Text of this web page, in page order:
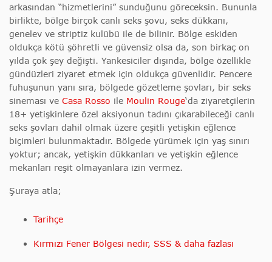
arkasından “hizmetlerini” sunduğunu göreceksin. Bununla
birlikte, bölge birçok canlı seks şovu, seks dükkanı,
genelev ve striptiz kulübü ile de bilinir. Bölge eskiden
oldukça kötü şöhretli ve güvensiz olsa da, son birkaç on
yılda çok şey değişti. Yankesiciler dışında, bölge özellikle
gündüzleri ziyaret etmek için oldukça güvenlidir. Pencere
fuhuşunun yanı sıra, bölgede gözetleme şovları, bir seks
sineması ve Casa Rosso ile Moulin Rouge‘da ziyaretçilerin
18+ yetişkinlere özel aksiyonun tadını çıkarabileceği canlı
seks şovları dahil olmak üzere çeşitli yetişkin eğlence
biçimleri bulunmaktadır. Bölgede yürümek için yaş sınırı
yoktur; ancak, yetişkin dükkanları ve yetişkin eğlence
mekanları reşit olmayanlara izin vermez.
Şuraya atla;
Tarihçe
Kırmızı Fener Bölgesi nedir, SSS & daha fazlası